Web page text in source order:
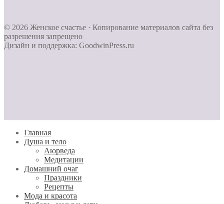
© 2026 Женское счастье · Копирование материалов сайта без
разрешения запрещено
Дизайн и поддержка: GoodwinPress.ru
Главная
Душа и тело
Aюрведа
Медитации
Домашний очаг
Праздники
Рецепты
Мода и красота